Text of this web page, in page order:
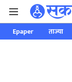
Epaper ताज्या